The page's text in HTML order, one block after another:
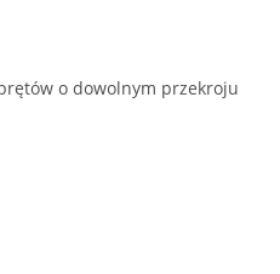
o dowolnym przekroju